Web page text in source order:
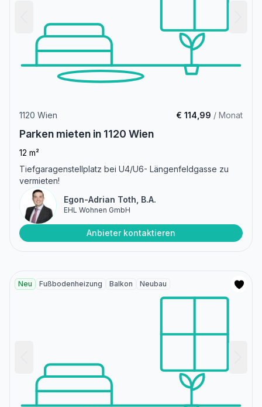
1120 Wien € 114,99 / Monat
Parken mieten in 1120 Wien
12 m²
Tiefgaragenstellplatz bei U4/U6- Längenfeldgasse zu
vermieten!
Egon-Adrian Toth, B.A.
EHL Wohnen GmbH
Anbieter kontaktieren
Neu Fußbodenheizung Balkon Neubau